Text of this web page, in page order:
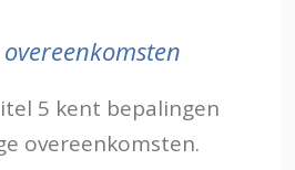
5 kent bepalingen
overeenkomsten.